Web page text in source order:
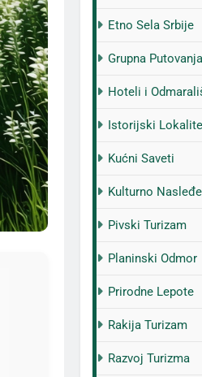
Etno Sela Srbije
Grupna Putovanja
Hoteli i
Istorijski
Kućni Saveti
Kulturno Nasleđe
Pivski Turizam
Planinski Odmor
Prirodne Lepote
Rakija Turizam
Razvoj Turizma